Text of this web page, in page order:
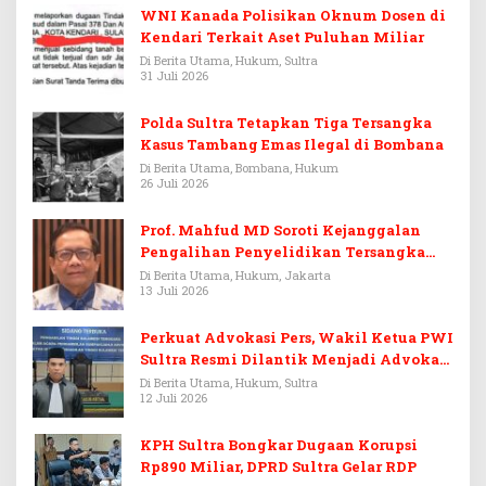
WNI Kanada Polisikan Oknum Dosen di
Kendari Terkait Aset Puluhan Miliar
Di Berita Utama, Hukum, Sultra
31 Juli 2026
Polda Sultra Tetapkan Tiga Tersangka
Kasus Tambang Emas Ilegal di Bombana
Di Berita Utama, Bombana, Hukum
26 Juli 2026
Prof. Mahfud MD Soroti Kejanggalan
Pengalihan Penyelidikan Tersangka
Febrie Adriansyah
Di Berita Utama, Hukum, Jakarta
13 Juli 2026
Perkuat Advokasi Pers, Wakil Ketua PWI
Sultra Resmi Dilantik Menjadi Advokat
PERADI
Di Berita Utama, Hukum, Sultra
12 Juli 2026
KPH Sultra Bongkar Dugaan Korupsi
Rp890 Miliar, DPRD Sultra Gelar RDP